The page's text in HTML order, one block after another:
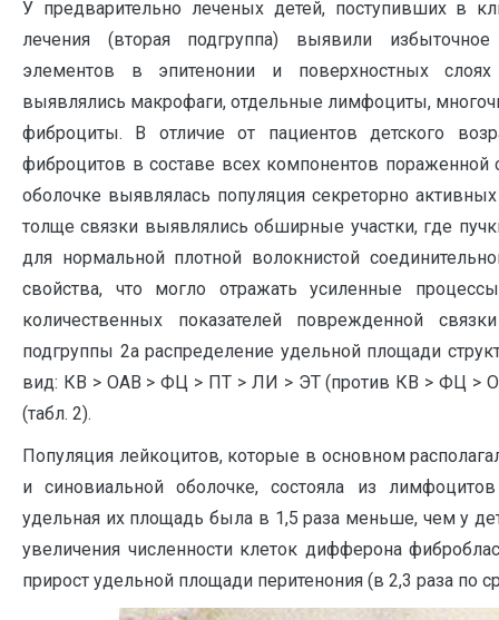
У предварительно леченых детей, поступивших в
лечения (вторая подгруппа) выявили избыточное
элементов в эпитенонии и поверхностных
выявлялись макрофаги, отдельные лимфоциты,
фиброциты. В отличие от пациентов детского
фиброцитов в составе всех компонентов пораженной
оболочке выявлялась популяция секреторно
толще связки выявлялись обширные участки, где
для нормальной плотной волокнистой
свойства, что могло отражать усиленные
количественных показателей поврежденной
подгруппы 2а распределение удельной площади
вид: КВ > ОАВ > ФЦ > ПТ > ЛИ > ЭТ (против КВ > ФЦ >
(табл. 2).
Популяция лейкоцитов, которые в основном
и синовиальной оболочке, состояла из
удельная их площадь была в 1,5 раза меньше, чем у
увеличения численности клеток дифферона
прирост удельной площади перитенония (в 2,3 раза по